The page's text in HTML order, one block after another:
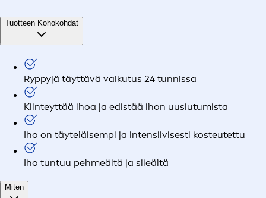
Tuotteen Kohokohdat
Ryppyjä täyttävä vaikutus 24 tunnissa
Kiinteyttää ihoa ja edistää ihon uusiutumista
Iho on täyteläisempi ja intensiivisesti kosteutettu
Iho tuntuu pehmeältä ja sileältä
Miten